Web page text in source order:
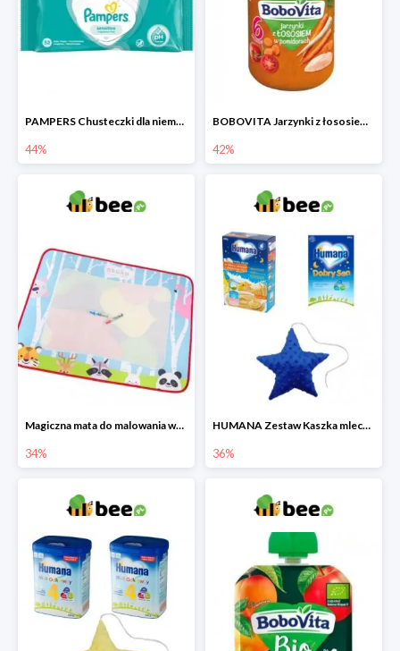
PAMPERS Chusteczki dla niemowląt Sensitive
44%
BOBOVITA Jarzynki z łososiem w pomidorach
42%
Magiczna mata do malowania wodą
34%
HUMANA Zestaw Kaszka mleczna + Mleko następne po 6. miesiącu + poduszka Gratis
36%